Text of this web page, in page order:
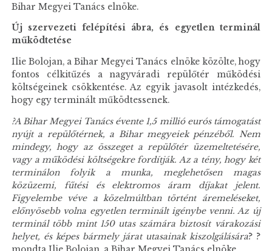
Bihar Megyei Tanács elnöke.
Új szervezeti felépítési ábra, és egyetlen terminál
működtetése
Ilie Bolojan, a Bihar Megyei Tanács elnöke közölte, hogy
fontos célkitűzés a nagyváradi repülőtér működési
költségeinek csökkentése. Az egyik javasolt intézkedés,
hogy egy terminált működtessenek.
?A Bihar Megyei Tanács évente 1,5 millió eurós támogatást
nyújt a repülőtérnek, a Bihar megyeiek pénzéből. Nem
mindegy, hogy az összeget a repülőtér üzemeltetésére,
vagy a működési költségekre fordítják. Az a tény, hogy két
terminálon folyik a munka, meglehetősen magas
közüzemi, fűtési és elektromos áram díjakat jelent.
Figyelembe véve a közelmúltban történt áremeléseket,
előnyösebb volna egyetlen terminált igénybe venni. Az új
terminál több mint 150 utas számára biztosít várakozási
helyet, és képes bármely járat utasainak kiszolgálására? ?